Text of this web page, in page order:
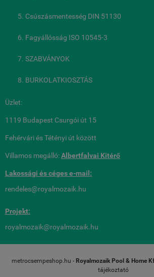
Csúszásmentesség DIN 51130
Fagyállósság ISO 10545-3
SZABVÁNYOK
BURKOLATKIOSZTÁS
Üzlet:
1119 Budapest Csurgói út 15
Fehérvári és Tétényi út között
Villamos megálló:Albertfalvai Kitérő
Lakossági és cégese-mail:
rendeles@royalmozaik.hu
Projekt:
royalmozaik@royalmozaik.hu
metrocsempeshop.hu - Royalmozaik Pool & Home
tájékoztató